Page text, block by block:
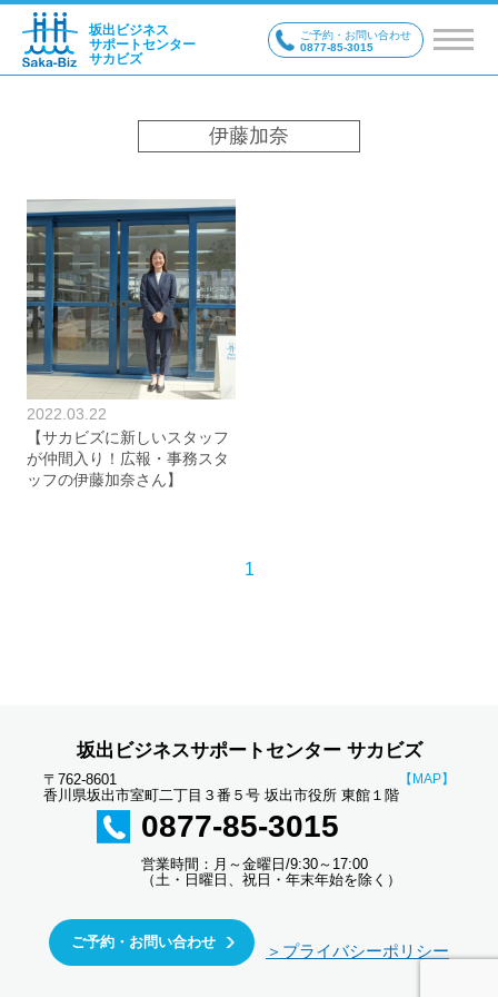
坂出ビジネス
サポートセンター
サカビズ
ご予約・お問い合わせ
0877-85-3015
伊藤加奈
2022.03.22
【サカビズに新しいスタッフ
が仲間入り！広報・事務スタ
ッフの伊藤加奈さん】
1
坂出ビジネスサポートセンター サカビズ
〒762-8601
香川県坂出市室町二丁目３番５号 坂出市役所 東館１階
【MAP】
0877-85-3015
営業時間：月～金曜日/9:30～17:00
（土・日曜日、祝日・年末年始を除く）
ご予約・お問い合わせ ＞プライバシーポリシー